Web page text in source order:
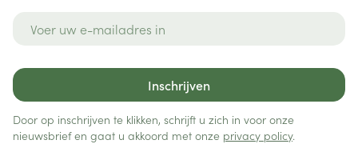
Inschrijven
Door op inschrijven te klikken, schrijft u zich in voor onze
nieuwsbrief en gaat u akkoord met onze privacy policy.